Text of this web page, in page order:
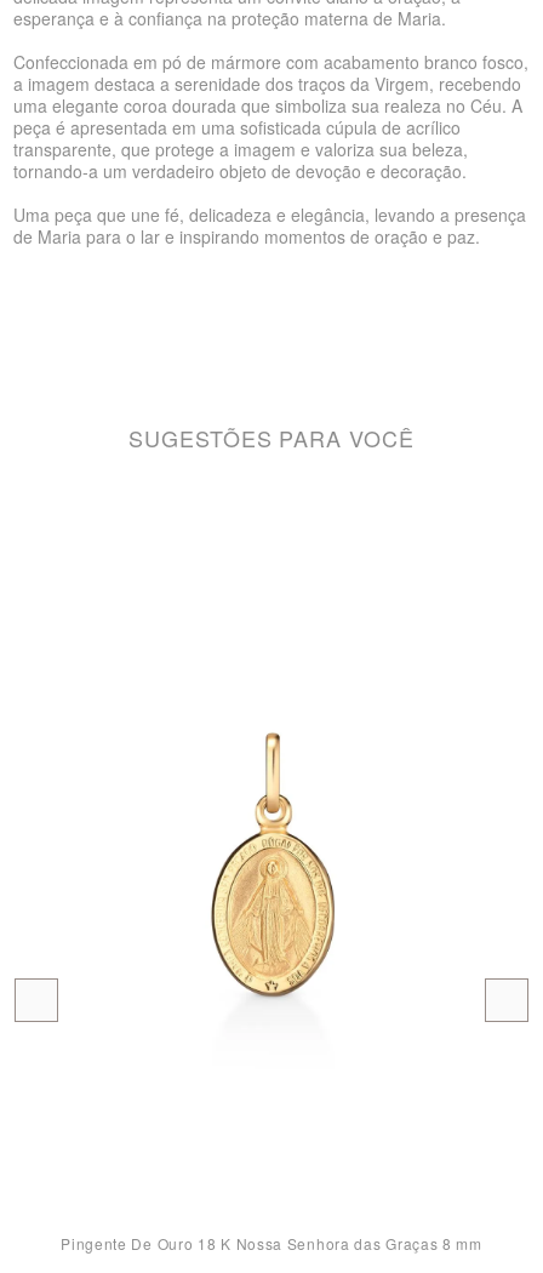
esperança e à confiança na proteção materna de Maria.
Confeccionada em pó de mármore com acabamento branco fosco,
a imagem destaca a serenidade dos traços da Virgem, recebendo
uma elegante coroa dourada que simboliza sua realeza no Céu. A
peça é apresentada em uma sofisticada cúpula de acrílico
transparente, que protege a imagem e valoriza sua beleza,
tornando-a um verdadeiro objeto de devoção e decoração.
Uma peça que une fé, delicadeza e elegância, levando a presença
de Maria para o lar e inspirando momentos de oração e paz.
SUGESTÕES PARA VOCÊ
Pingente De Ouro 18 K Nossa Senhora das Graças 8 mm